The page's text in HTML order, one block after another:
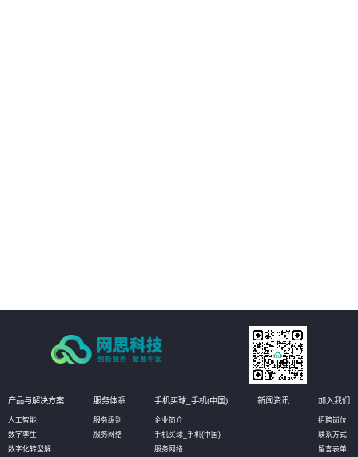
产品与解决方案
人工智能
数字孪生
数字化转型解
服务体系
服务级别
服务网络
手机买球_手机(中国)
企业简介
手机买球_手机(中国)
服务网络
新闻资讯 加入我们
招聘岗位
联系方式
留言表单